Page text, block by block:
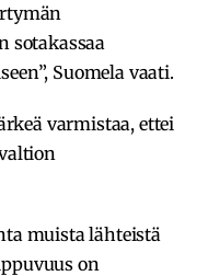
sotakassaa
Suomela vaati.
varmistaa, ettei
muista lähteistä
on